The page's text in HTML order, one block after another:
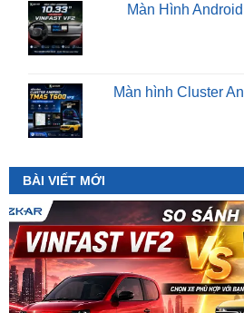
Màn hình Cluster
BÀI VIẾT MỚI